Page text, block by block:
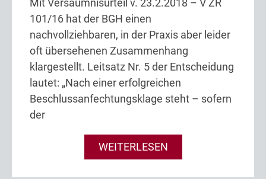
Mit Versäumnisurteil v. 23.2.2018 – V ZR
101/16 hat der BGH einen
nachvollziehbaren, in der Praxis aber leider
oft übersehenen Zusammenhang
klargestellt. Leitsatz Nr. 5 der Entscheidung
lautet: „Nach einer erfolgreichen
Beschlussanfechtungsklage steht – sofern
der
WEITERLESEN